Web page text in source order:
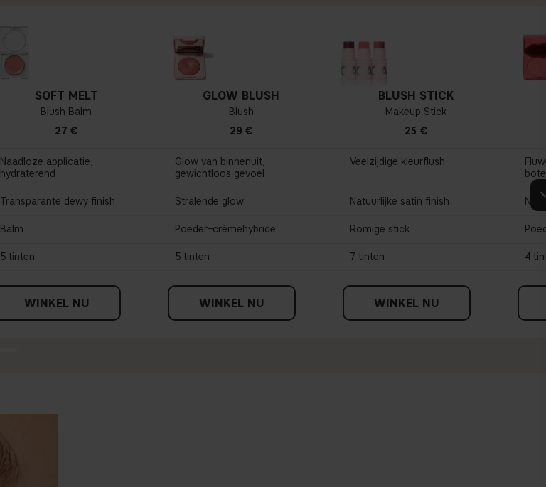
SOFT MELT
Blush Balm
27 €
Naadloze applicatie,
hydraterend
Transparante dewy finish
Balm
5 tinten
WINKEL NU
GLOW BLUSH
Blush
29 €
Glow van binnenuit,
gewichtloos gevoel
Stralende glow
Poeder–crèmehybride
5 tinten
WINKEL NU
BLUSH STICK
Makeup Stick
25 €
Veelzijdige kleurflush
Natuurlijke satin finish
Romige stick
7 tinten
WINKEL NU
4